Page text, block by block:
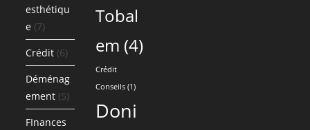
esthétiqu
e (7)
Crédit (6)
Déménag
ement (5)
FInances
Tobal
em (4)
Crédit
Conseils (1)
Doni